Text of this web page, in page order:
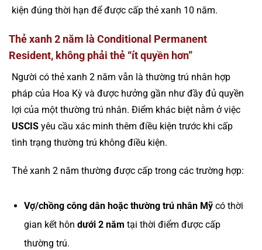
kiện đúng thời hạn để được cấp thẻ xanh 10 năm.
Thẻ xanh 2 năm là Conditional Permanent
Resident, không phải thẻ “ít quyền hơn”
Người có thẻ xanh 2 năm vẫn là thường trú nhân hợp
pháp của Hoa Kỳ và được hưởng gần như đầy đủ quyền
lợi của một thường trú nhân. Điểm khác biệt nằm ở việc
USCIS yêu cầu xác minh thêm điều kiện trước khi cấp
tình trạng thường trú không điều kiện.
Thẻ xanh 2 năm thường được cấp trong các trường hợp:
Vợ/chồng công dân hoặc thường trú nhân Mỹcó thời
gian kết hôn dưới 2 năm tại thời điểm được cấp
thường trú.